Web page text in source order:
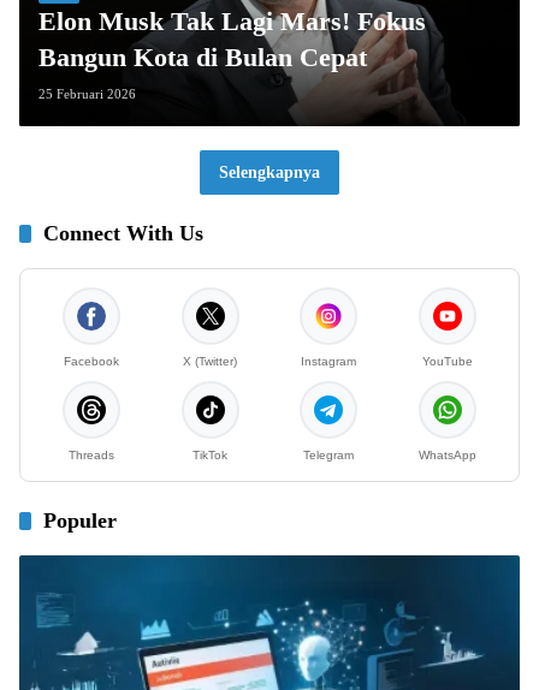
Elon Musk Tak Lagi Mars! Fokus
Bangun Kota di Bulan Cepat
25 Februari 2026
Selengkapnya
Connect With Us
Facebook X (Twitter) Instagram YouTube
Threads TikTok Telegram WhatsApp
Populer